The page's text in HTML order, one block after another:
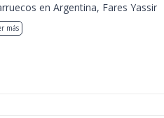
en Argentina, Fares Yassir
más